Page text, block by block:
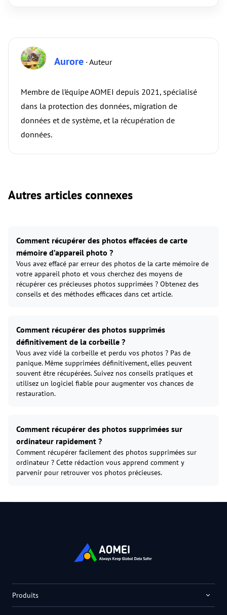
Aurore · Auteur
Membre de l’équipe AOMEI depuis 2021, spécialisé
dans la protection des données, migration de
données et de système, et la récupération de
données.
Autres articles connexes
Comment récupérer des photos effacées de carte
mémoire d’appareil photo ?
Vous avez effacé par erreur des photos de la carte mémoire de
votre appareil photo et vous cherchez des moyens de
récupérer ces précieuses photos supprimées ? Obtenez des
conseils et des méthodes efficaces dans cet article.
Comment récupérer des photos supprimés
définitivement de la corbeille ?
Vous avez vidé la corbeille et perdu vos photos ? Pas de
panique. Même supprimées définitivement, elles peuvent
souvent être récupérées. Suivez nos conseils pratiques et
utilisez un logiciel fiable pour augmenter vos chances de
restauration.
Comment récupérer des photos supprimées sur
ordinateur rapidement ?
Comment récupérer facilement des photos supprimées sur
ordinateur ? Cette rédaction vous apprend comment y
parvenir pour retrouver vos photos précieuses.
Produits